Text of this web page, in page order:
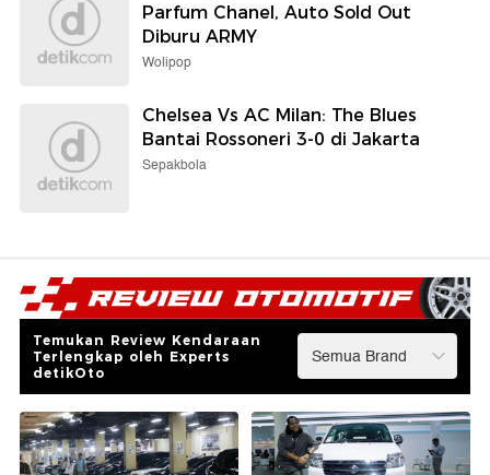
Parfum Chanel, Auto Sold Out
Diburu ARMY
Wolipop
Chelsea Vs AC Milan: The Blues
Bantai Rossoneri 3-0 di Jakarta
Sepakbola
Temukan Review Kendaraan
Terlengkap oleh Experts
detikOto